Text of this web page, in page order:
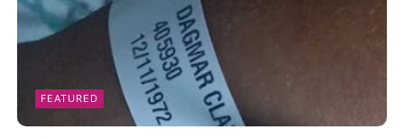
FEATURED